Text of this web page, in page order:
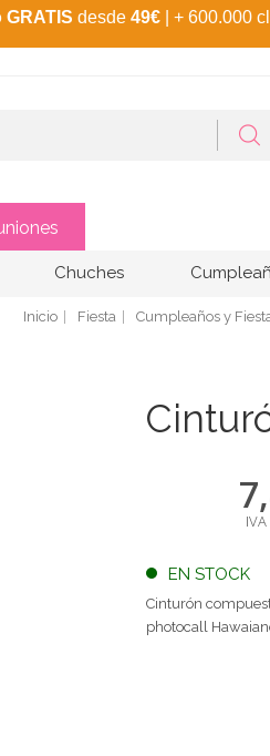
GRATIS desde 49€ | + 600.000
Chuches
Inicio Fiesta Cumpleaños y
EN STOCK
Cinturón
photocall